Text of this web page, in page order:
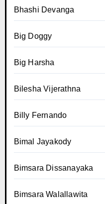
Bhashi Devanga
Big Doggy
Big Harsha
Bilesha Vijerathna
Billy Fernando
Bimal Jayakody
Bimsara Dissanayaka
Bimsara Walallawita